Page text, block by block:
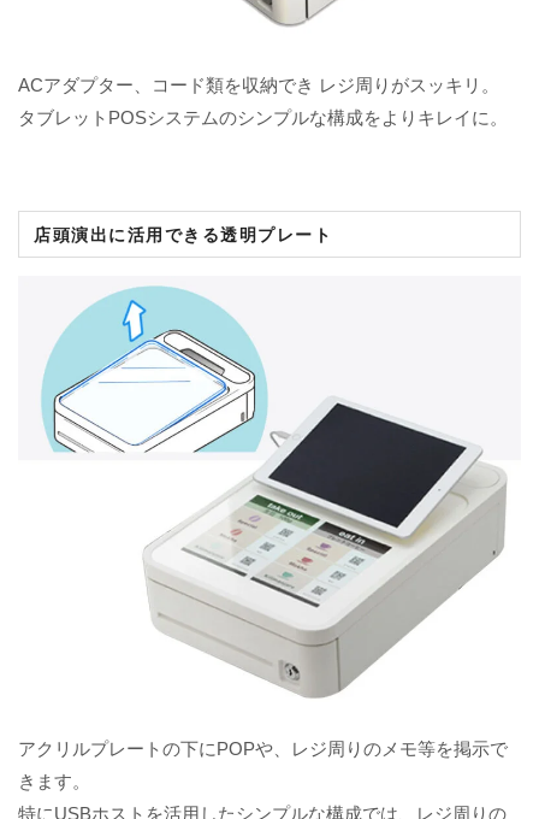
ACアダプター、コード類を収納でき レジ周りがスッキリ。
タブレットPOSシステムのシンプルな構成をよりキレイに。
店頭演出に活用できる透明プレート
アクリルプレートの下にPOPや、レジ周りのメモ等を掲示で
きます。
特にUSBホストを活用したシンプルな構成では、レジ周りの